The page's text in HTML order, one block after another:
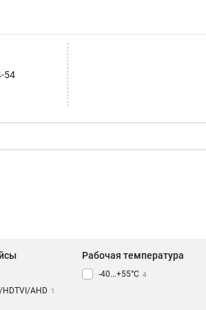
54
HDTVI/AHD 1
Рабочая температура
-40...+55°C 4